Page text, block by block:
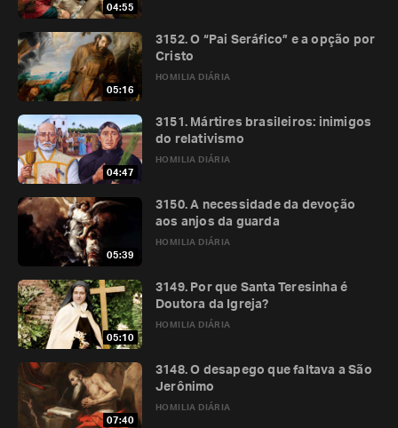
04:55
05:16
HOMILIA DIÁRIA
3152. O “Pai Seráfico” e a opção por
Cristo
04:47
HOMILIA DIÁRIA
3151. Mártires brasileiros: inimigos
do relativismo
05:39
HOMILIA DIÁRIA
3150. A necessidade da devoção
aos anjos da guarda
05:10
HOMILIA DIÁRIA
3149. Por que Santa Teresinha é
Doutora da Igreja?
07:40
HOMILIA DIÁRIA
3148. O desapego que faltava a São
Jerônimo